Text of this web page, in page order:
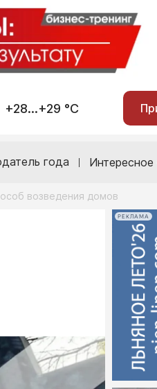
+28...+29 °С
года Интересное
возведения домов
РЕКЛАМА